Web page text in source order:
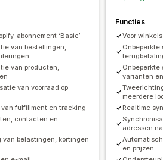
abonnement ‘Basic’
van bestellingen,
van producten,
van voorraad op
fulfillment en tracking
contacten en
belastingen, kortingen
Functies
Voor
varianten
meerdere
Realtime
adressen
en prijzen